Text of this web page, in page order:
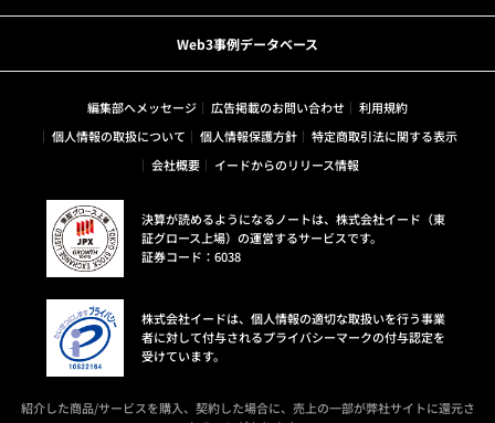
Web3事例データベース
編集部へメッセージ 広告掲載のお問い合わせ
利用規約
個人情報の取扱について
個人情報保護方針
特定商取引法に関する表示
会社概要
イードからのリリース情報
決算が読めるようになるノートは、株式会社イード（東
証グロース上場）の運営するサービスです。
証券コード：6038
株式会社イードは、個人情報の適切な取扱いを行う事業
者に対して付与されるプライバシーマークの付与認定を
受けています。
紹介した商品/サービスを購入、契約した場合に、売上の一部が弊社サイトに還元さ